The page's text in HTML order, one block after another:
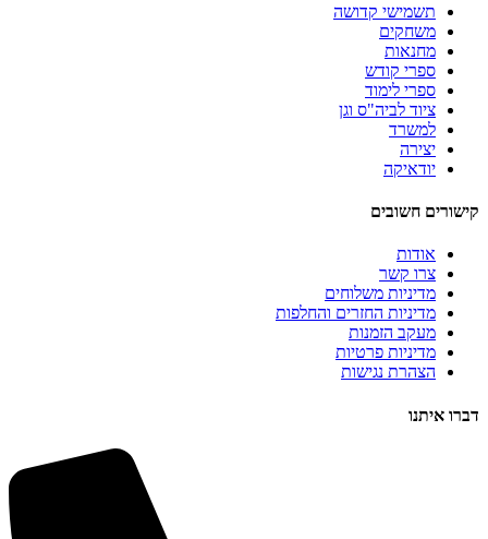
תשמישי קדושה
משחקים
מחנאות
ספרי קודש
ספרי לימוד
ציוד לביה"ס וגן
למשרד
יצירה
יודאיקה
קישורים חשובים
אודות
צרו קשר
מדיניות משלוחים
מדיניות החזרים והחלפות
מעקב הזמנות
מדיניות פרטיות
הצהרת נגישות
דברו איתנו